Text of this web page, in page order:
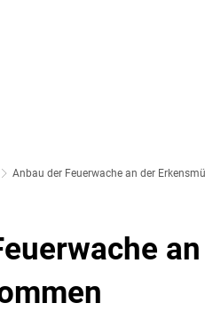
Anbau der Feuerwache an der